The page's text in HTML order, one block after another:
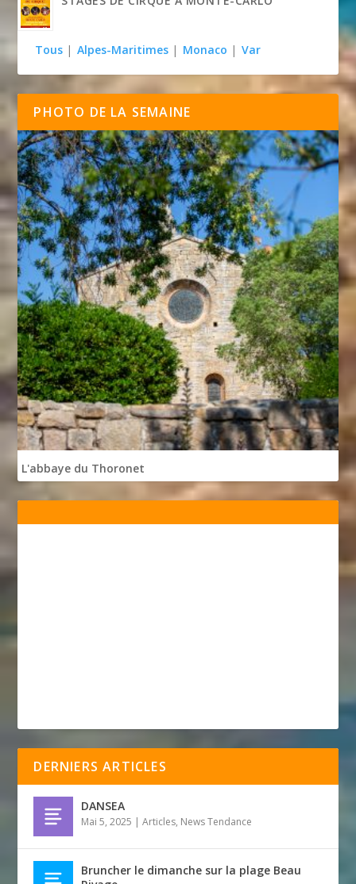
Tous | Alpes-Maritimes | Monaco | Var
PHOTO DE LA SEMAINE
L'abbaye du Thoronet
DERNIERS ARTICLES
DANSEA
Mai 5, 2025 |Articles, News Tendance
Bruncher le dimanche sur la plage Beau